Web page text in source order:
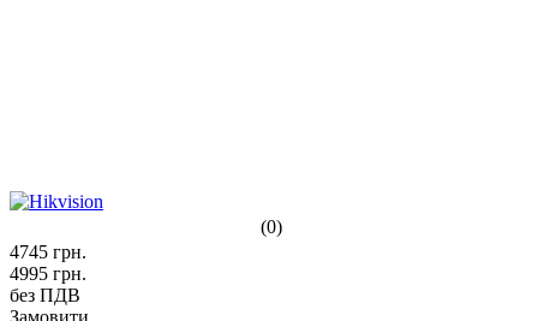
(0)
4745 грн.
4995 грн.
без ПДВ
Замовити